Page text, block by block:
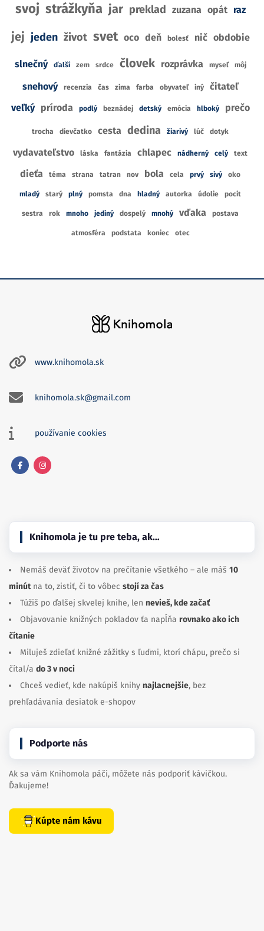
svoj strážkyňa jar preklad zuzana opát raz
jej jeden život svet oco deň bolesť nič obdobie
slnečný ďalší zem srdce človek rozprávka myseľ môj
snehový recenzia čas zima farba obyvateľ iný
čitateľ
veľký
príroda podlý beznádej detský emócia hlboký prečo
trocha dievčatko cesta dedina žiarivý lúč dotyk
vydavateľstvo láska fantázia chlapec nádherný celý text
dieťa téma strana tatran nov bola cela prvý sivý oko
mladý starý plný pomsta dna hladný autorka údolie pocit
sestra rok mnoho jediný dospelý mnohý vďaka postava
atmosféra podstata koniec otec
www.knihomola.sk
knihomola.sk@gmail.com
používanie cookies
Knihomola je tu pre teba, ak…
Nemáš deväť životov na prečítanie všetkého – ale máš 10
minútna to, zistiť, či to vôbec stojí za čas
Túžiš po ďalšej skvelej knihe, len nevieš, kde začať
Objavovanie knižných pokladov ťa napĺňa rovnako ako ich
čítanie
Miluješ zdieľať knižné zážitky s ľuďmi, ktorí chápu, prečo si
čítal/a do 3 v noci
Chceš vedieť, kde nakúpiš knihy najlacnejšie, bez
prehľadávania desiatok e-shopov
Podporte nás
Ak sa vám Knihomola páči, môžete nás podporiť kávičkou.
Ďakujeme!
Kúpte nám kávu